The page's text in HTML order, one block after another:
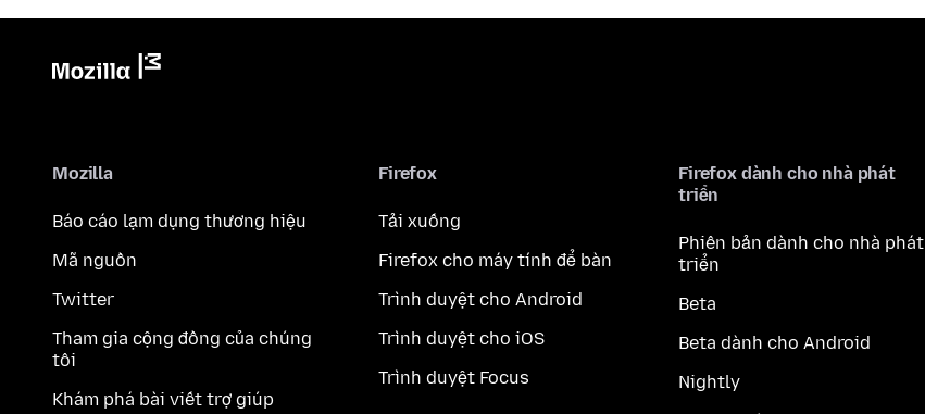
Mozilla
Báo cáo lạm dụng thương hiệu
Mã nguồn
Twitter
Tham gia cộng đồng của chúng
tôi
Khám phá bài viết trợ giúp
Firefox
Tải xuống
Firefox cho máy tính để bàn
Trình duyệt cho Android
Trình duyệt cho iOS
Trình duyệt Focus
Firefox dành cho nhà phát
triển
Phiên bản dành cho nhà phát
triển
Beta
Beta dành cho Android
Nightly